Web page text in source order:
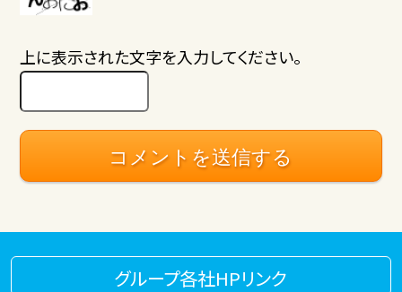
上に表示された文字を入力してください。
グループ各社HPリンク